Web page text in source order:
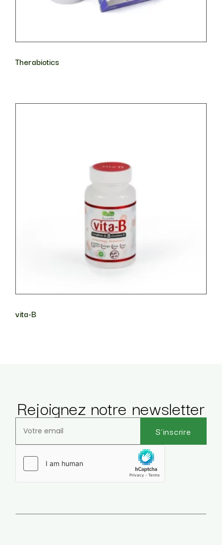
Therabiotics
vita-B
Rejoignez notre newsletter
S'inscrire